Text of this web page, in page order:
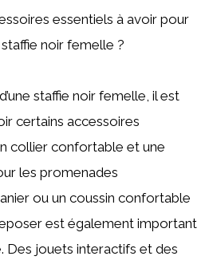
essentiels à avoir pour
noir femelle ?
staffie noir femelle, il est
certains accessoires
collier confortable et une
les promenades
ou un coussin confortable
est également important
Des jouets interactifs et des